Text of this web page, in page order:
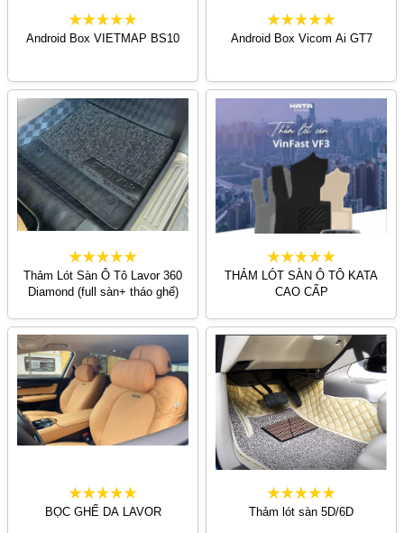
Android Box VIETMAP BS10 Android Box Vicom Ai GT7
Thảm Lót Sàn Ô Tô Lavor 360
Diamond (full sàn+ tháo ghế)
THẢM LÓT SÀN Ô TÔ KATA
CAO CẤP
BỌC GHẾ DA LAVOR Thảm lót sàn 5D/6D